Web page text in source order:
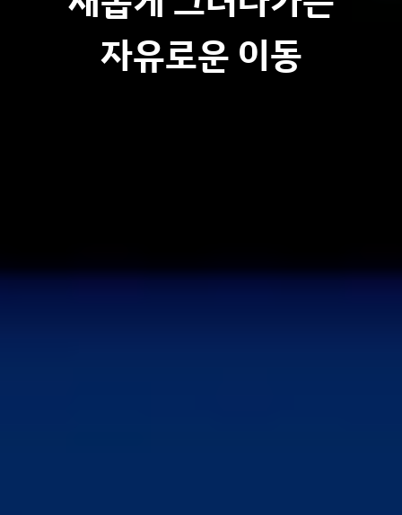
자유로운 이동